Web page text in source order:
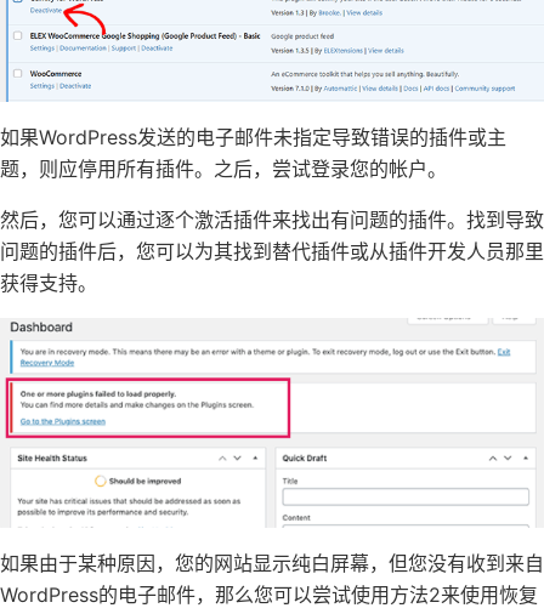
如果WordPress发送的电子邮件未指定导致错误的插件或主
题，则应停用所有插件。之后，尝试登录您的帐户。
然后，您可以通过逐个激活插件来找出有问题的插件。找到导致
问题的插件后，您可以为其找到替代插件或从插件开发人员那里
获得支持。
如果由于某种原因，您的网站显示纯白屏幕，但您没有收到来自
WordPress的电子邮件，那么您可以尝试使用方法2来使用恢复